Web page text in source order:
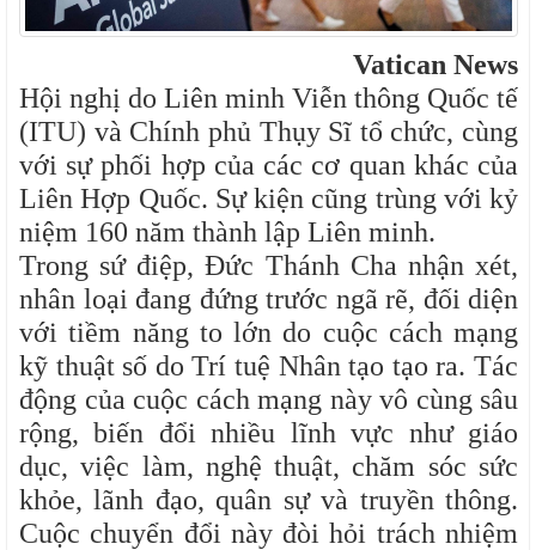
Vatican News
Hội nghị do Liên minh Viễn thông Quốc tế
(ITU) và Chính phủ Thụy Sĩ tổ chức, cùng
với sự phối hợp của các cơ quan khác của
Liên Hợp Quốc. Sự kiện cũng trùng với kỷ
niệm 160 năm thành lập Liên minh.
Trong sứ điệp, Đức Thánh Cha nhận xét,
nhân loại đang đứng trước ngã rẽ, đối diện
với tiềm năng to lớn do cuộc cách mạng
kỹ thuật số do Trí tuệ Nhân tạo tạo ra. Tác
động của cuộc cách mạng này vô cùng sâu
rộng, biến đổi nhiều lĩnh vực như giáo
dục, việc làm, nghệ thuật, chăm sóc sức
khỏe, lãnh đạo, quân sự và truyền thông.
Cuộc chuyển đổi này đòi hỏi trách nhiệm